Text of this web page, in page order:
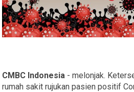
CMBC Indonesia - melonjak.
rumah sakit rujukan pasien positif